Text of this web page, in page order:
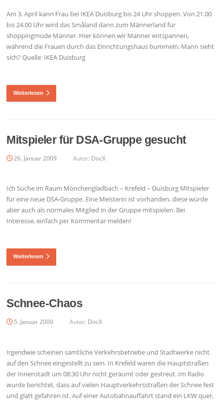
Am 3. April kann Frau bei IKEA Duisburg bis 24 Uhr shoppen. Von 21.00
bis 24.00 Uhr wird das Småland dann zum Männerland für
shoppingmüde Männer. Hier können wir Männer entspannen,
während die Frauen durch das Einrichtungshaus bummeln. Mann sieht
sich? Quelle: IKEA Duisburg
Weiterlesen
Mitspieler für DSA-Gruppe gesucht
26. Januar 2009 Autor: DocX
Ich Suche im Raum Mönchengladbach – Krefeld – Duisburg Mitspieler
für eine neue DSA-Gruppe. Eine Meisterin ist vorhanden, diese würde
aber auch als normales Mitglied in der Gruppe mitspielen. Bei
Interesse, einfach per Kommentar melden!
Weiterlesen
Schnee-Chaos
5. Januar 2009 Autor: DocX
Irgendwie scheinen sämtliche Verkehrsbetriebe und Stadtwerke nicht
auf den Schnee eingestellt zu sein. In Krefeld waren die Hauptstraßen
der Innenstadt um 08:30 Uhr nicht geräumt oder gestreut. Im Radio
wurde berichtet, dass auf vielen Hauptverkehrsstraßen der Schnee fest
und glatt gefahren ist. Auf einer Autobahnauffahrt stand ein LKW quer,